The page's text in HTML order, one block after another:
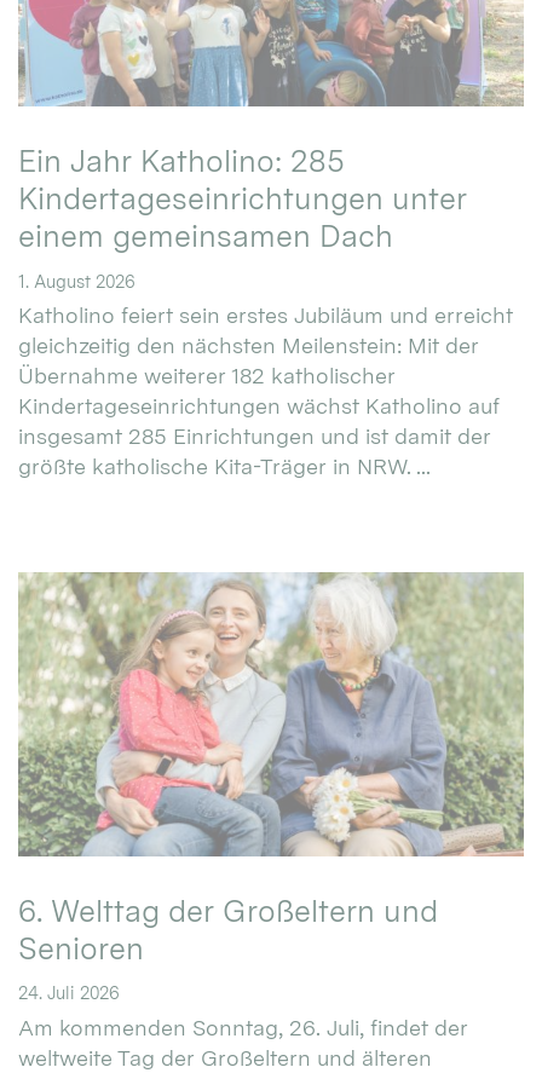
Ein Jahr Katholino: 285
Kindertageseinrichtungen unter
einem gemeinsamen Dach
1. August 2026
Katholino feiert sein erstes Jubiläum und erreicht
gleichzeitig den nächsten Meilenstein: Mit der
Übernahme weiterer 182 katholischer
Kindertageseinrichtungen wächst Katholino auf
insgesamt 285 Einrichtungen und ist damit der
größte katholische Kita-Träger in NRW. ...
6. Welttag der Großeltern und
Senioren
24. Juli 2026
Am kommenden Sonntag, 26. Juli, findet der
weltweite Tag der Großeltern und älteren